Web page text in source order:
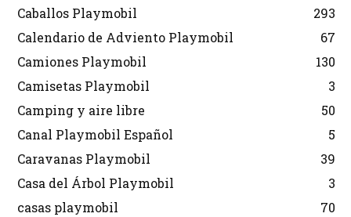
Caballos Playmobil
293
Calendario de Adviento Playmobil
67
Camiones Playmobil
130
Camisetas Playmobil
3
Camping y aire libre
50
Canal Playmobil Español
5
Caravanas Playmobil
39
Casa del Árbol Playmobil
3
casas playmobil
70